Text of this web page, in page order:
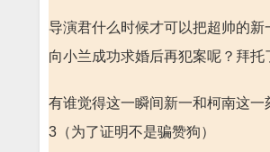
导演君什么时候才可以把超帅的新
向小兰成功求婚后再犯案呢？拜托
有谁觉得这一瞬间新一和柯南这一
3（为了证明不是骗赞狗）